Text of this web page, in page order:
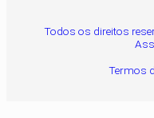
Todos os direitos
Termos